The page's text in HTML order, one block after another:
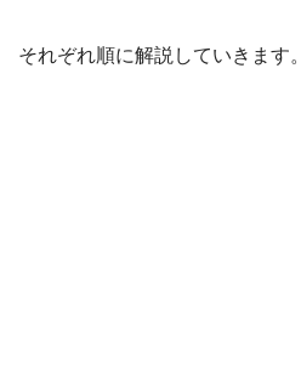
それぞれ順に解説していきます。